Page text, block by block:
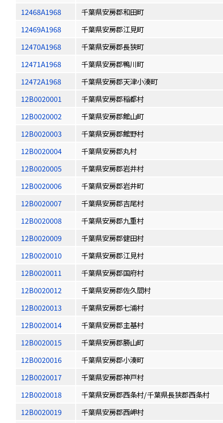
12468A1968
千葉県安房郡和田町
12469A1968
千葉県安房郡江見町
12470A1968
千葉県安房郡長狭町
12471A1968
千葉県安房郡鴨川町
12472A1968
千葉県安房郡天津小湊町
12B0020001
千葉県安房郡稲都村
12B0020002
千葉県安房郡館山町
12B0020003
千葉県安房郡館野村
12B0020004
千葉県安房郡丸村
12B0020005
千葉県安房郡岩井村
12B0020006
千葉県安房郡岩井町
12B0020007
千葉県安房郡吉尾村
12B0020008
千葉県安房郡九重村
12B0020009
千葉県安房郡健田村
12B0020010
千葉県安房郡江見村
12B0020011
千葉県安房郡国府村
12B0020012
千葉県安房郡佐久間村
12B0020013
千葉県安房郡七浦村
12B0020014
千葉県安房郡主基村
12B0020015
千葉県安房郡勝山町
12B0020016
千葉県安房郡小湊町
12B0020017
千葉県安房郡神戸村
12B0020018
千葉県安房郡西条村/千葉県長狭郡西条村
12B0020019
千葉県安房郡西岬村